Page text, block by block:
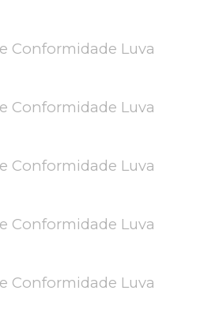
Conformidade Luva
Conformidade Luva
Conformidade Luva
Conformidade Luva
Conformidade Luva